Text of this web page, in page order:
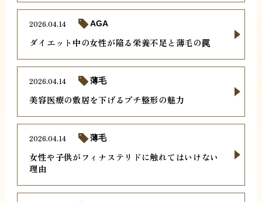
ダイエット中の女性が陥る栄養不足と薄毛の罠
2026.04.14 AGA
美容医療の敷居を下げるプチ整形の魅力
2026.04.14 薄毛
女性や子供がフィナステリドに触れてはいけない
理由
2026.04.14 薄毛